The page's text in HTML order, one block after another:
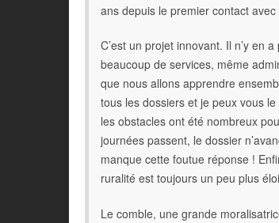
ans depuis le premier contact
C’est un projet innovant. Il n’y en
beaucoup de services, même
que nous allons apprendre
tous les dossiers et je peux vous
les obstacles ont été nombreux
journées passent, le dossier
manque cette foutue réponse !
ruralité est toujours un peu plus
Le comble, une grande